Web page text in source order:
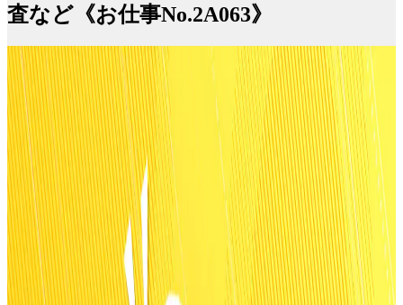
査など《お仕事No.2A063》